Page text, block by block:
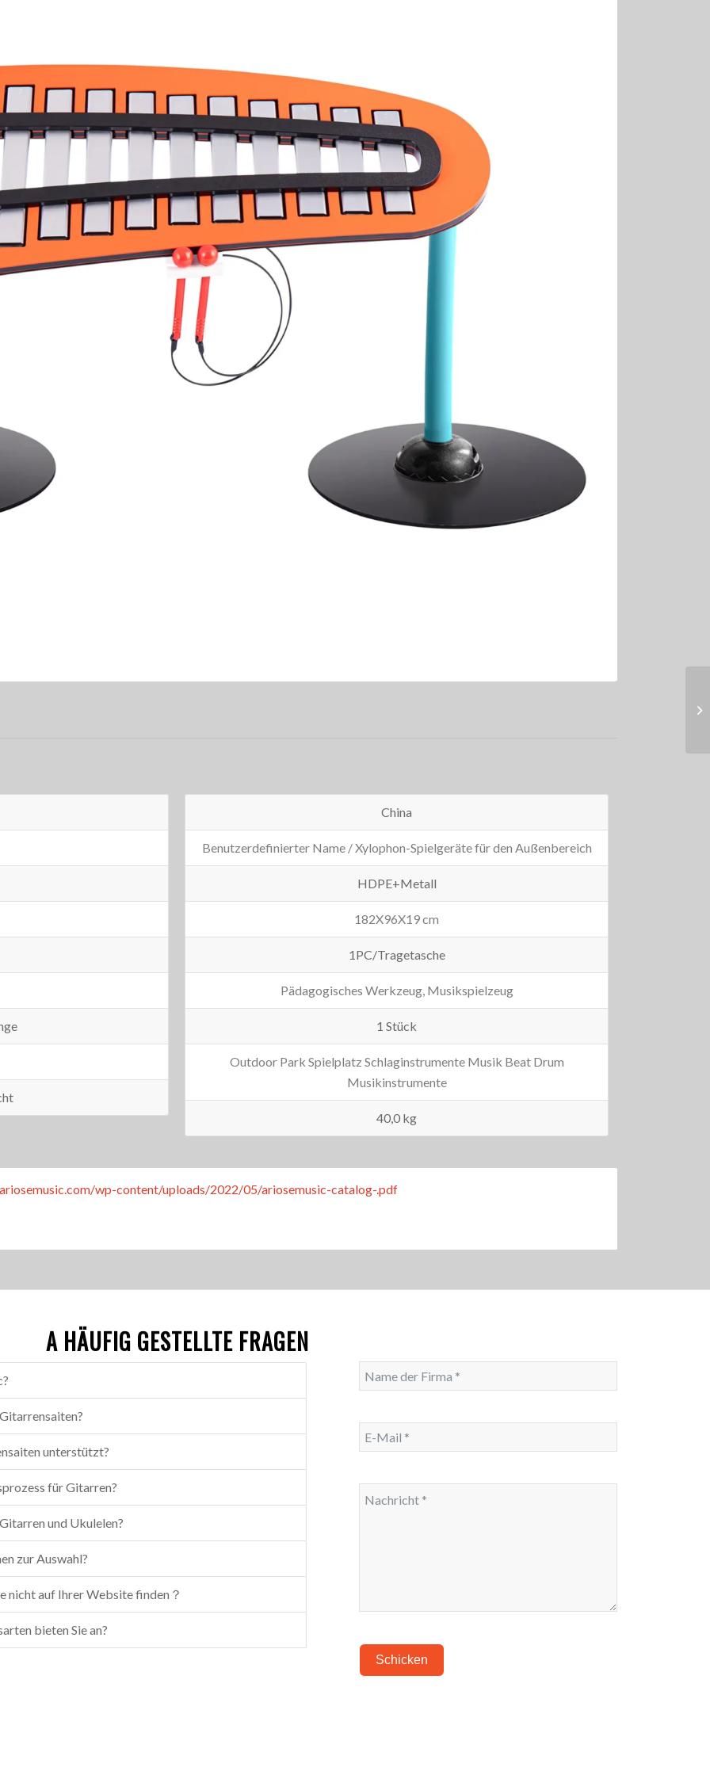
China
Benutzerdefinierter Name / Xylophon-Spielgeräte für den Außenbereich
HDPE+Metall
182X96X19 cm
1PC/Tragetasche
Pädagogisches Werkzeug, Musikspielzeug
1 Stück
Outdoor Park Spielplatz Schlaginstrumente Musik Beat Drum
Musikinstrumente
40,0 kg
wp-content/uploads/2022/05/ariosemusic-catalog-.pdf
A HÄUFIG GESTELLTE FRAGEN
unterstützt?
für Gitarren?
und Ukulelen?
zur Auswahl?
nicht auf Ihrer Website finden？
bieten Sie an?
Schicken